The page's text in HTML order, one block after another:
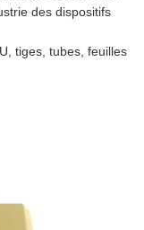
des dispositifs
tiges, tubes, feuilles